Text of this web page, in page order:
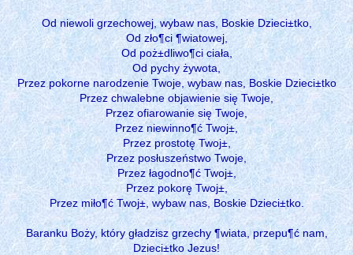
Od niewoli grzechowej, wybaw nas, Boskie Dzieci±tko,
Od zło¶ci ¶wiatowej,
Od poż±dliwo¶ci ciała,
Od pychy żywota,
Przez pokorne narodzenie Twoje, wybaw nas, Boskie Dzieci±tko
Przez chwalebne objawienie się Twoje,
Przez ofiarowanie się Twoje,
Przez niewinno¶ć Twoj±,
Przez prostotę Twoj±,
Przez posłuszeństwo Twoje,
Przez łagodno¶ć Twoj±,
Przez pokorę Twoj±,
Przez miło¶ć Twoj±, wybaw nas, Boskie Dzieci±tko.
Baranku Boży, który gładzisz grzechy ¶wiata, przepu¶ć nam,
Dzieci±tko Jezus!